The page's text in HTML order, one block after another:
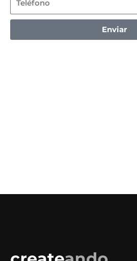
Enviar